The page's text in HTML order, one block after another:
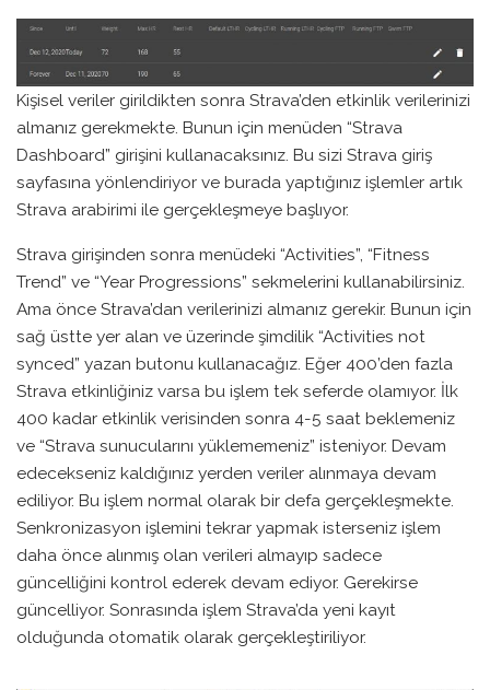
Kişisel veriler girildikten sonra Strava’den etkinlik verilerinizi
almanız gerekmekte. Bunun için menüden “Strava
Dashboard” girişini kullanacaksınız. Bu sizi Strava giriş
sayfasına yönlendiriyor ve burada yaptığınız işlemler artık
Strava arabirimi ile gerçekleşmeye başlıyor.
Strava girişinden sonra menüdeki “Activities”, “Fitness
Trend” ve “Year Progressions” sekmelerini kullanabilirsiniz.
Ama önce Strava’dan verilerinizi almanız gerekir. Bunun için
sağ üstte yer alan ve üzerinde şimdilik “Activities not
synced” yazan butonu kullanacağız. Eğer 400’den fazla
Strava etkinliğiniz varsa bu işlem tek seferde olamıyor. İlk
400 kadar etkinlik verisinden sonra 4-5 saat beklemeniz
ve “Strava sunucularını yüklememeniz” isteniyor. Devam
edecekseniz kaldığınız yerden veriler alınmaya devam
ediliyor. Bu işlem normal olarak bir defa gerçekleşmekte.
Senkronizasyon işlemini tekrar yapmak isterseniz işlem
daha önce alınmış olan verileri almayıp sadece
güncelliğini kontrol ederek devam ediyor. Gerekirse
güncelliyor. Sonrasında işlem Strava’da yeni kayıt
olduğunda otomatik olarak gerçekleştiriliyor.